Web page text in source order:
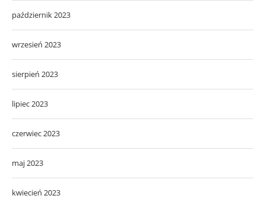
październik 2023
wrzesień 2023
sierpień 2023
lipiec 2023
czerwiec 2023
maj 2023
kwiecień 2023